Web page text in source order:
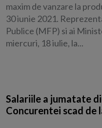
maxim de vanzare la
30 iunie 2021.
Publice (MFP) si ai
miercuri, 18 iulie, la...
Salariile a jumatate
Concurentei scad de